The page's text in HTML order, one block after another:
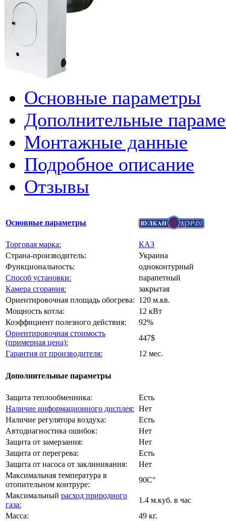
Основные параметры
Дополнительные
Монтажные данные
Подробное описание
Отзывы
Основные параметры
Торговая марка:
КАЗ
Страна-производитель:
Украина
Функциональность:
одноконтурный
Способ установки:
парапетный
Камера сгорания:
закрытая
Ориентировочная площадь обогрева: 120 м.кв.
Мощность котла:
12 кВт
Коэффициент полезного действия:
92%
Ориентировочная стоимость
(примерная цена):
447$
Гарантия от производителя:
12 мес.
Дополнительные параметры
Защита теплообменника:
Есть
Наличие информационного дисплея: Нет
Наличие регулятора воздуха:
Есть
Автодиагностика ошибок:
Нет
Защита от замерзания:
Нет
Защита от перегрева:
Есть
Защита от насоса от заклинивания:
Нет
Максимальная температура в
отопительном контруре:
90C°
Максимальный расход природного
газа:
1.4 м.куб. в час
Масса:
49 кг.